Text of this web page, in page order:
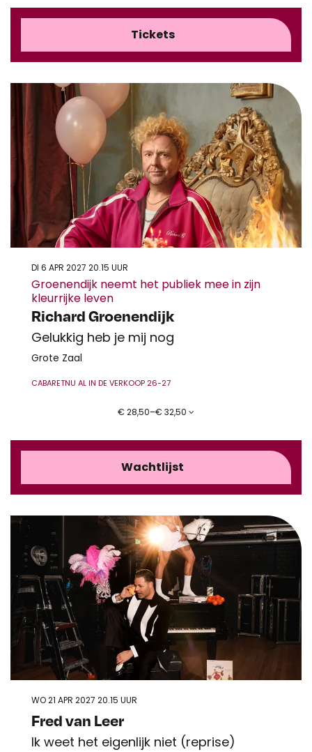
Tickets
Richard Groenendijk
Gelukkig heb je mij nog
Groenendijk neemt het publiek mee in zijn
kleurrijke leven
DI 6 APR 2027 20.15 UUR
Grote Zaal
CABARETNU AL IN DE VERKOOP 26-27
€ 28,50–€ 32,50
Wachtlijst
Fred van Leer
Ik weet het eigenlijk niet (reprise)
WO 21 APR 2027 20.15 UUR